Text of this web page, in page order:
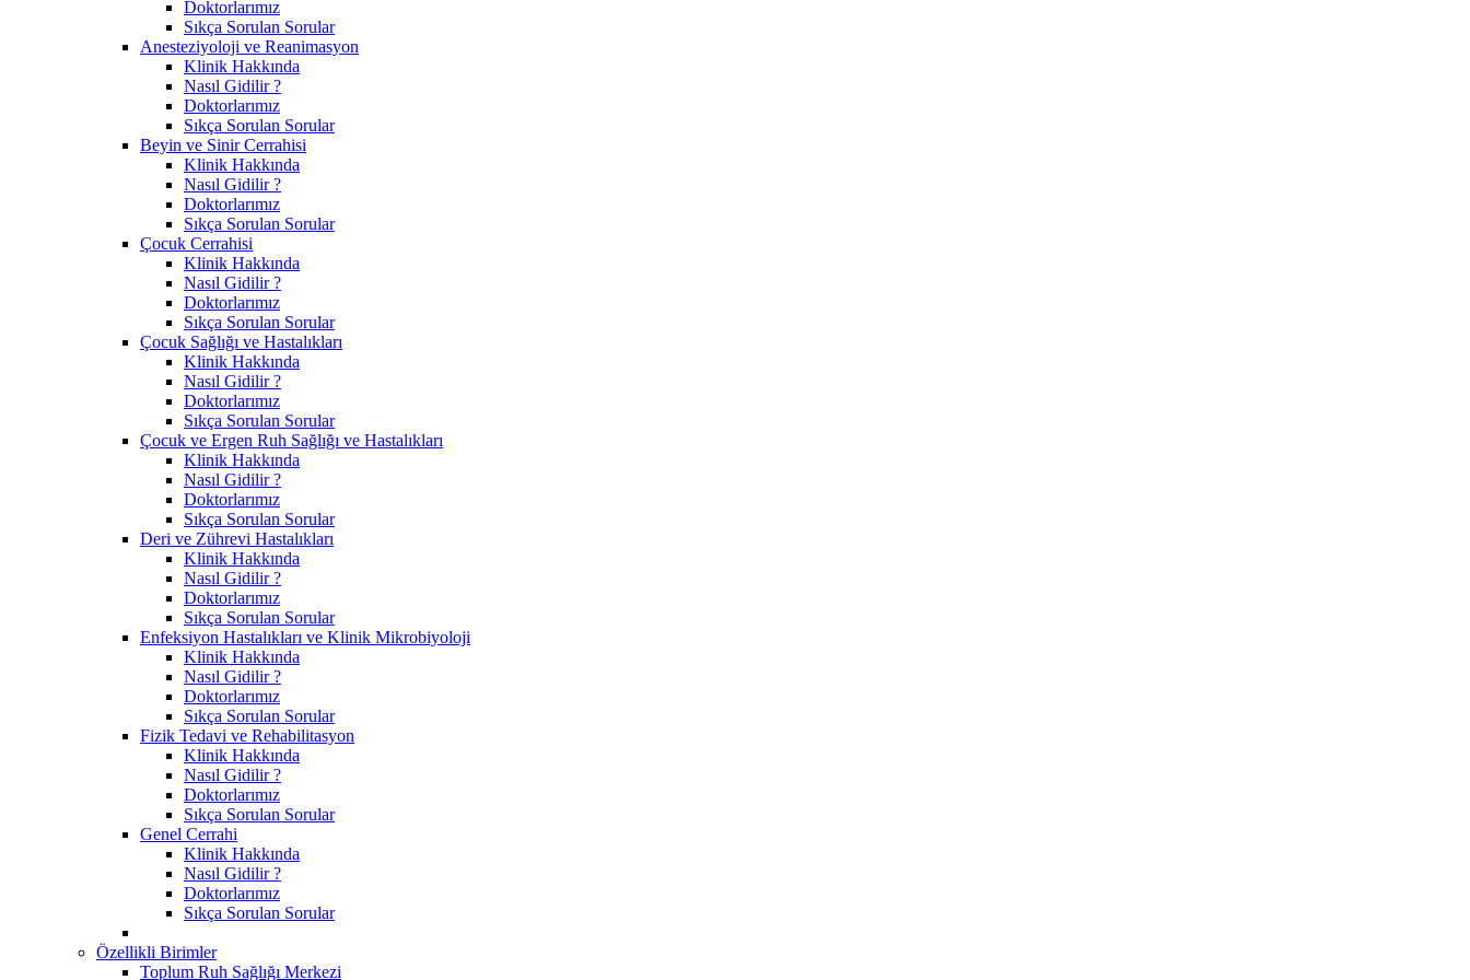
Doktorlarımız
Sıkça Sorulan Sorular
Anesteziyoloji ve Reanimasyon
Klinik Hakkında
Nasıl Gidilir ?
Doktorlarımız
Sıkça Sorulan Sorular
Beyin ve Sinir Cerrahisi
Klinik Hakkında
Nasıl Gidilir ?
Doktorlarımız
Sıkça Sorulan Sorular
Çocuk Cerrahisi
Klinik Hakkında
Nasıl Gidilir ?
Doktorlarımız
Sıkça Sorulan Sorular
Çocuk Sağlığı ve Hastalıkları
Klinik Hakkında
Nasıl Gidilir ?
Doktorlarımız
Sıkça Sorulan Sorular
Çocuk ve Ergen Ruh Sağlığı ve Hastalıkları
Klinik Hakkında
Nasıl Gidilir ?
Doktorlarımız
Sıkça Sorulan Sorular
Deri ve Zührevi Hastalıkları
Klinik Hakkında
Nasıl Gidilir ?
Doktorlarımız
Sıkça Sorulan Sorular
Enfeksiyon Hastalıkları ve Klinik Mikrobiyoloji
Klinik Hakkında
Nasıl Gidilir ?
Doktorlarımız
Sıkça Sorulan Sorular
Fizik Tedavi ve Rehabilitasyon
Klinik Hakkında
Nasıl Gidilir ?
Doktorlarımız
Sıkça Sorulan Sorular
Genel Cerrahi
Klinik Hakkında
Nasıl Gidilir ?
Doktorlarımız
Sıkça Sorulan Sorular
Özellikli Birimler
Toplum Ruh Sağlığı Merkezi